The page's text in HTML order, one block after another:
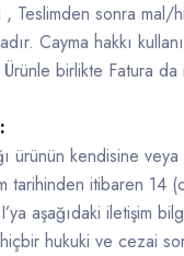
Teslimden sonra mal/
Cayma hakkı
Ürünle birlikte Fatura
ürünün kendisine
tarihinden itibaren 14
aşağıdaki iletişim
hukuki ve cezai